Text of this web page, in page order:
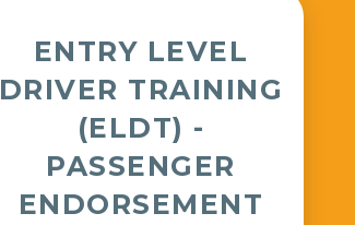
ENTRY LEVEL
DRIVER TRAINING
(ELDT) -
PASSENGER
ENDORSEMENT